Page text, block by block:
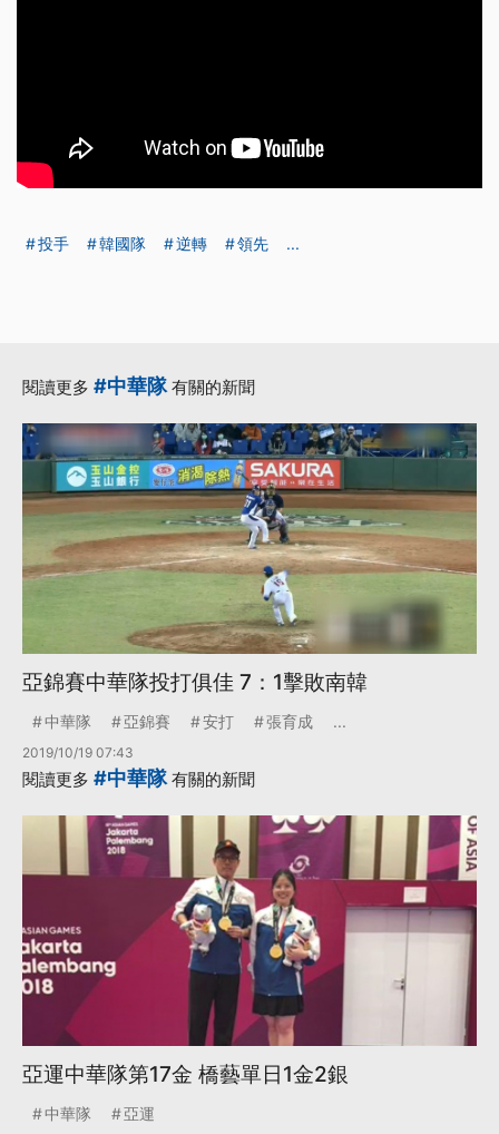
投手 韓國隊 逆轉 領先 ...
閱讀更多 #中華隊有關的新聞
亞錦賽中華隊投打俱佳 7：1擊敗南韓
中華隊 亞錦賽 安打 張育成 ...
2019/10/19 07:43
閱讀更多 #中華隊有關的新聞
亞運中華隊第17金 橋藝單日1金2銀
中華隊 亞運